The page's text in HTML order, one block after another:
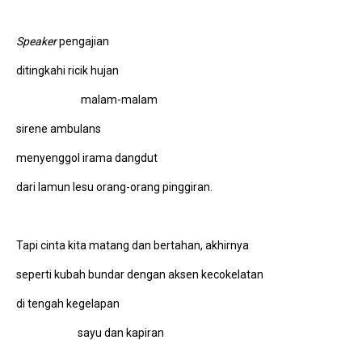
Speakerpengajian
ditingkahi ricik hujan
malam-malam
sirene ambulans
menyenggol irama dangdut
dari lamun lesu orang-orang pinggiran.
Tapi cinta kita matang dan bertahan, akhirnya
seperti kubah bundar dengan aksen kecokelatan
di tengah kegelapan
sayu dan kapiran